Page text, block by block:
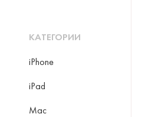
КАТЕГОРИИ
iPhone
iPad
Mac